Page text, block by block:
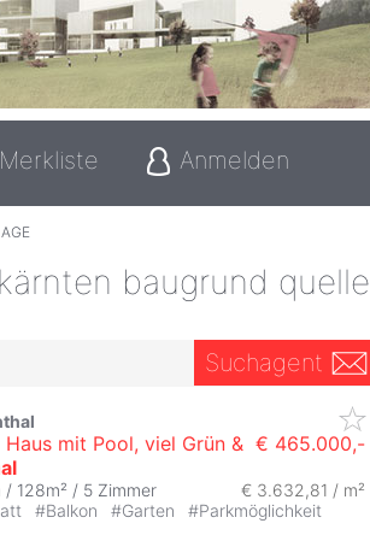
Anmelden
baugrund quelle
Suchagent
mit Pool, viel Grün & € 465.000,-
/ 128m² / 5 Zimmer
€ 3.632,81 / m²
#Balkon #Garten #Parkmöglichkeit